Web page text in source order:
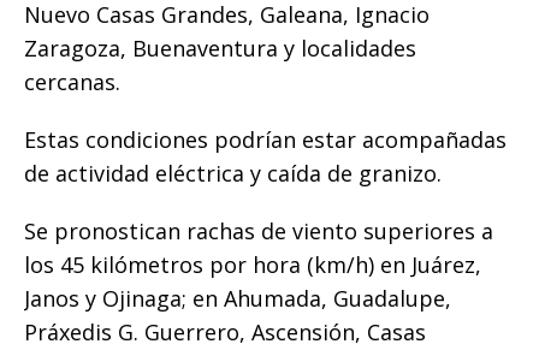
Nuevo Casas Grandes, Galeana, Ignacio
Zaragoza, Buenaventura y localidades
cercanas.
Estas condiciones podrían estar acompañadas
de actividad eléctrica y caída de granizo.
Se pronostican rachas de viento superiores a
los 45 kilómetros por hora (km/h) en Juárez,
Janos y Ojinaga; en Ahumada, Guadalupe,
Práxedis G. Guerrero, Ascensión, Casas